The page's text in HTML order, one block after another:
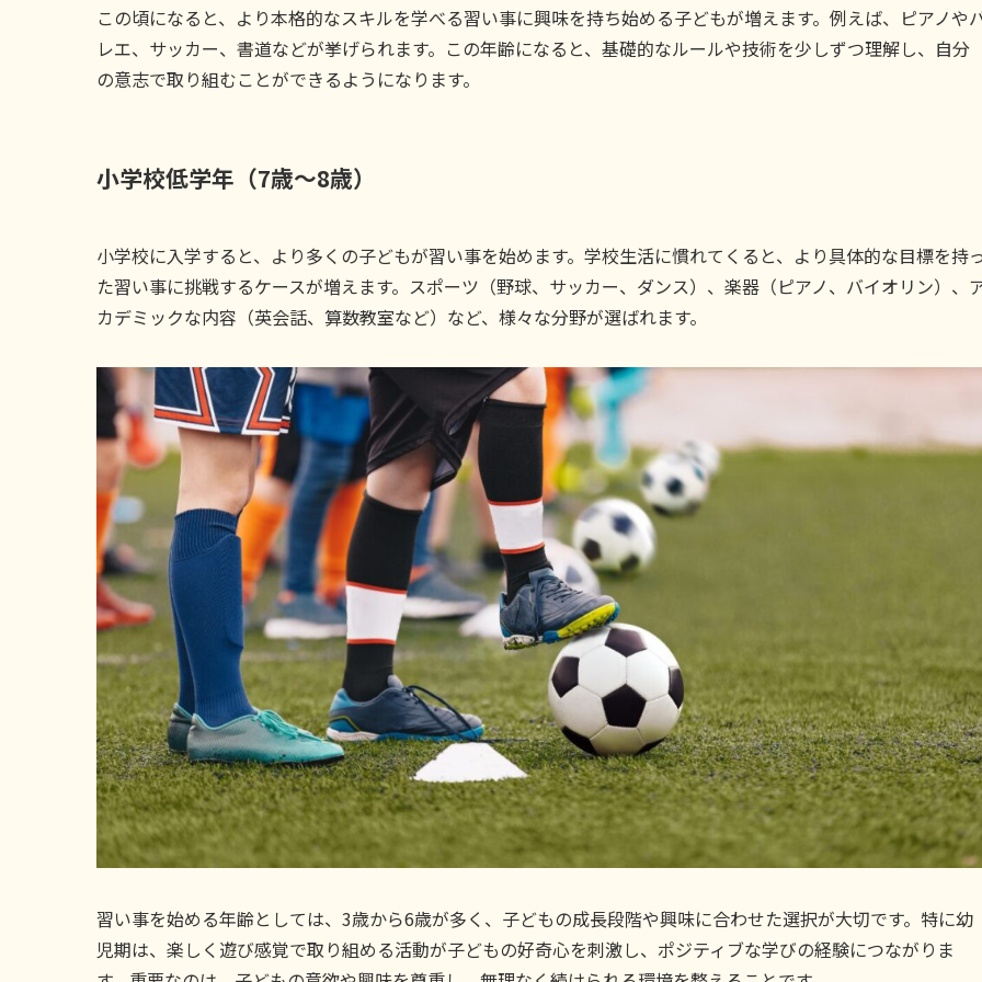
この頃になると、より本格的なスキルを学べる習い事に興味を持ち始める子どもが増えます。例えば、ピアノや
レエ、サッカー、書道などが挙げられます。この年齢になると、基礎的なルールや技術を少しずつ理解し、自分
の意志で取り組むことができるようになります。
小学校低学年（7歳〜8歳）
小学校に入学すると、より多くの子どもが習い事を始めます。学校生活に慣れてくると、より具体的な目標を持
た習い事に挑戦するケースが増えます。スポーツ（野球、サッカー、ダンス）、楽器（ピアノ、バイオリン）、
カデミックな内容（英会話、算数教室など）など、様々な分野が選ばれます。
習い事を始める年齢としては、3歳から6歳が多く、子どもの成長段階や興味に合わせた選択が大切です。特に幼
児期は、楽しく遊び感覚で取り組める活動が子どもの好奇心を刺激し、ポジティブな学びの経験につながりま